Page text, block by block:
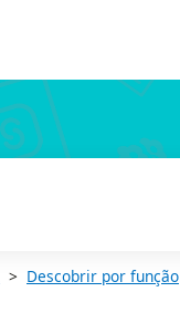
Descobrir por função